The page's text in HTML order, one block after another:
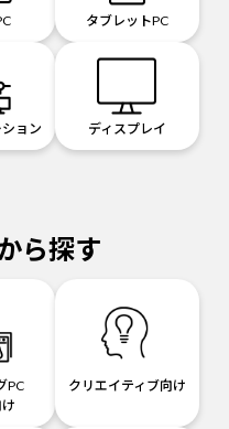
タブレットPC
ョン ディスプレイ
ら探す
PC
クリエイティブ向け